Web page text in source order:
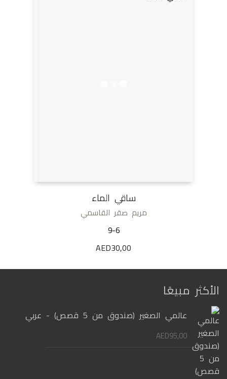
ساقي الماء
مريم صقر القاسمي
9-6
AED30,00
الأكثر مبيعًا
عالمي الصغير (صندوق من 5 قصص) - عربي
AED95,00